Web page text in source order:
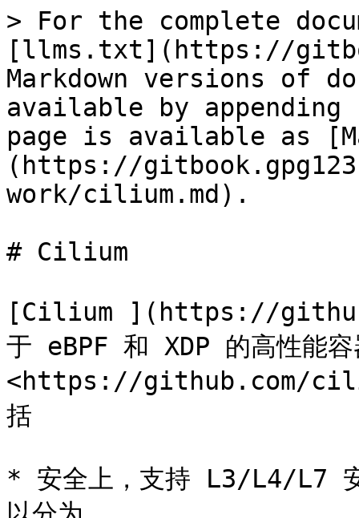
> For the complete
[llms.txt](https://
Markdown versions of
available by
page is available as
(https://
work/cilium.md).
# Cilium
[Cilium ](https://
于 eBPF 和 XDP 的高性能容
<https://github.com/
括
* 安全上，支持 L3/L4/L7 安